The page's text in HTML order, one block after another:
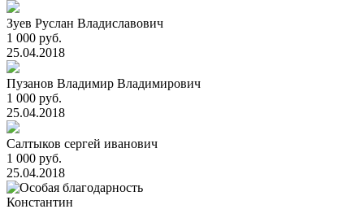
Зуев Руслан Владиславович
1 000 руб.
25.04.2018
Пузанов Владимир Владимирович
1 000 руб.
25.04.2018
Салтыков сергей иванович
1 000 руб.
25.04.2018
Константин